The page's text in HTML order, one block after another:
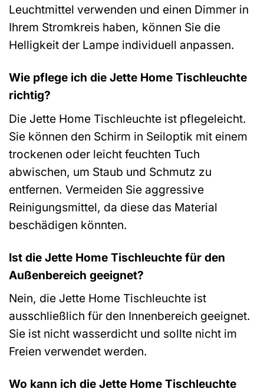
Leuchtmittel verwenden und einen Dimmer in
Ihrem Stromkreis haben, können Sie die
Helligkeit der Lampe individuell anpassen.
Wie pflege ich die Jette Home Tischleuchte
richtig?
Die Jette Home Tischleuchte ist pflegeleicht.
Sie können den Schirm in Seiloptik mit einem
trockenen oder leicht feuchten Tuch
abwischen, um Staub und Schmutz zu
entfernen. Vermeiden Sie aggressive
Reinigungsmittel, da diese das Material
beschädigen könnten.
Ist die Jette Home Tischleuchte für den
Außenbereich geeignet?
Nein, die Jette Home Tischleuchte ist
ausschließlich für den Innenbereich geeignet.
Sie ist nicht wasserdicht und sollte nicht im
Freien verwendet werden.
Wo kann ich die Jette Home Tischleuchte